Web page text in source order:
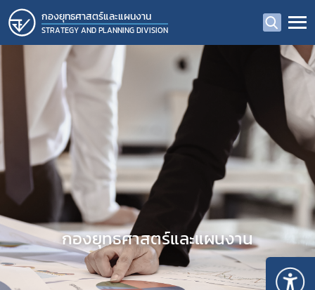
กองยุทธศาสตร์และแผนงาน
STRATEGY AND PLANNING DIVISION
กองยุทธศาสตร์และแผนงาน